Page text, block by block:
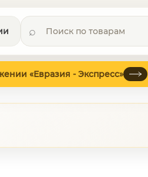
«Евразия - Экспресс»